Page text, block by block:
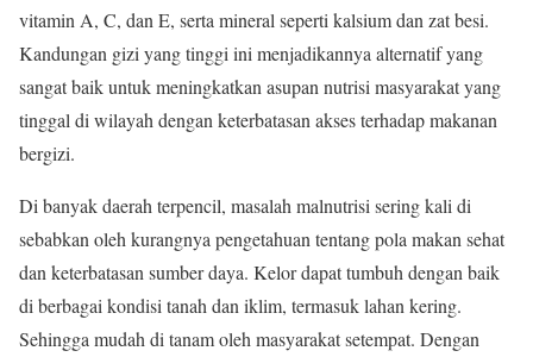
vitamin A, C, dan E, serta mineral seperti kalsium dan zat besi.
Kandungan gizi yang tinggi ini menjadikannya alternatif yang
sangat baik untuk meningkatkan asupan nutrisi masyarakat yang
tinggal di wilayah dengan keterbatasan akses terhadap makanan
bergizi.
Di banyak daerah terpencil, masalah malnutrisi sering kali di
sebabkan oleh kurangnya pengetahuan tentang pola makan sehat
dan keterbatasan sumber daya. Kelor dapat tumbuh dengan baik
di berbagai kondisi tanah dan iklim, termasuk lahan kering.
Sehingga mudah di tanam oleh masyarakat setempat. Dengan